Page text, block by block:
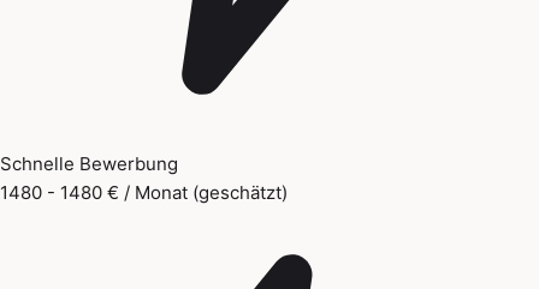
Schnelle Bewerbung
1480 - 1480 € / Monat (geschätzt)